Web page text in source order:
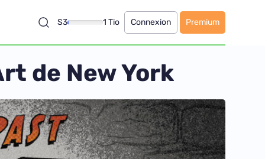
S3 1 Tio Connexion Premium
de New York